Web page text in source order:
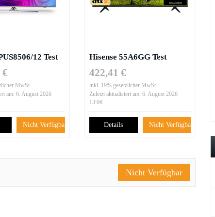
12 Test
€
MwSt.
am: 6. August 2026
Nicht Verfügbar
Hisense 55A6GG Test
422,41 €
inkl. 19% gesetzlicher MwSt.
Zuletzt aktualisiert am: 6. August 2026
13:06
Details Nicht Verfügbar
Nicht Verfügbar